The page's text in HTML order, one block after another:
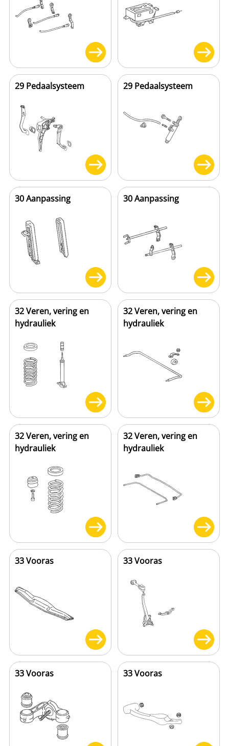
29 Pedaalsysteem 29 Pedaalsysteem
30 Aanpassing 30 Aanpassing
32 Veren, vering en
hydrauliek
32 Veren, vering en
hydrauliek
32 Veren, vering en
hydrauliek
32 Veren, vering en
hydrauliek
33 Vooras 33 Vooras
33 Vooras 33 Vooras